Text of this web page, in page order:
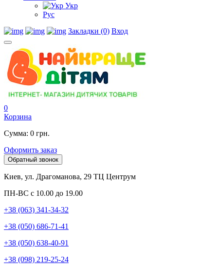
Укр
Рус
Закладки (0) Вход
0
Корзина
Сумма: 0 грн.
Оформить заказ
Обратный звонок
Киев, ул. Драгоманова, 29 ТЦ Центрум
ПН-ВС с 10.00 до 19.00
+38 (063) 341-34-32
+38 (050) 686-71-41
+38 (050) 638-40-91
+38 (098) 219-25-24